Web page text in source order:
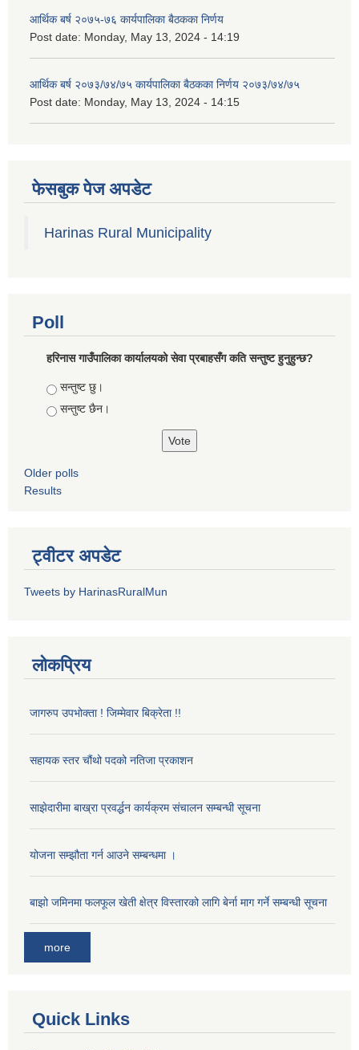
आर्थिक बर्ष २०७५-७६ कार्यपालिका बैठकका निर्णय
Post date: Monday, May 13, 2024 - 14:19
आर्थिक बर्ष २०७३/७४/७५ कार्यपालिका बैठकका निर्णय २०७३/७४/७५
Post date: Monday, May 13, 2024 - 14:15
फेसबुक पेज अपडेट
Harinas Rural Municipality
Poll
हरिनास गाउँपालिका कार्यालयको सेवा प्रबाहसँग कति सन्तुष्ट हुनुहुन्छ?
Choices
सन्तुष्ट छु।
सन्तुष्ट छैन।
Older polls
Results
ट्वीटर अपडेट
Tweets by HarinasRuralMun
लोकप्रिय
जागरुप उपभोक्ता ! जिम्मेवार बिक्रेता !!
सहायक स्तर चौंथो पदको नतिजा प्रकाशन
साझेदारीमा बाख्रा प्रवर्द्धन कार्यक्रम संचालन सम्बन्धी सूचना
योजना सम्झौता गर्न आउने सम्बन्धमा ।
बाझो जमिनमा फलफूल खेती क्षेत्र विस्तारको लागि बेर्ना माग गर्ने सम्बन्धी सूचना
more
Quick Links